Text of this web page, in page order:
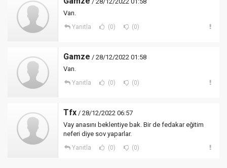
Van.
Yanıtla (0) (0)
Gamze / 28/12/2022 01:58
Van.
Yanıtla (0) (0)
Tfx / 28/12/2022 06:57
Vay anasını beklentiye bak. Bir de fedakar eğitim
neferi diye sov yaparlar.
Yanıtla (0) (0)